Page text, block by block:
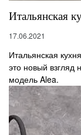
Итальянская
17.06.2021
Итальянская
это новый
модель Alea.